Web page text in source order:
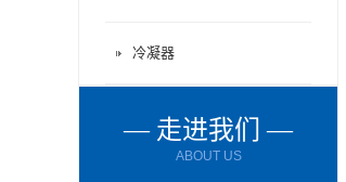
冷凝器
— 走进我们 —
ABOUT US